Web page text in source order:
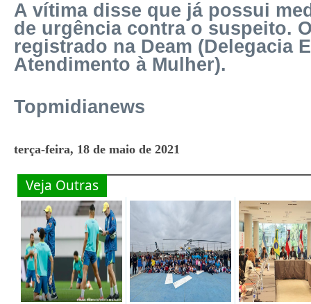
A vítima disse que já possui
de urgência contra o suspeito.
registrado na Deam (Delegacia
Atendimento à Mulher).
Topmidianews
terça-feira, 18 de maio de 2021
Veja Outras